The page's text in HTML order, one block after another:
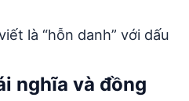
là “hỗn danh” với dấu
nghĩa và đồng